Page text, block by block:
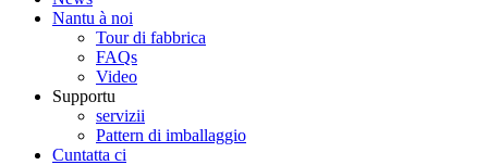
Nantu à noi
Tour di fabbrica
FAQs
Video
Supportu
servizii
Pattern di imballaggio
Cuntatta ci